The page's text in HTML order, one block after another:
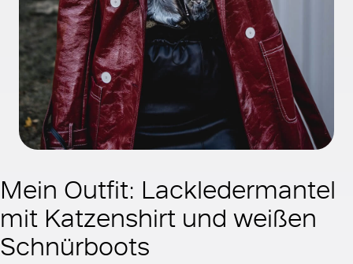
Mein Outfit: Lackledermantel
mit Katzenshirt und weißen
Schnürboots